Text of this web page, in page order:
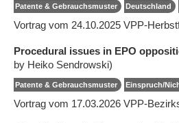
Patente & Gebrauchsmuster Deutschland
Vortrag vom 24.10.2025 VPP-
Procedural issues in EPO
by Heiko Sendrowski)
Patente & Gebrauchsmuster Einspruch/
Vortrag vom 17.03.2026 VPP-